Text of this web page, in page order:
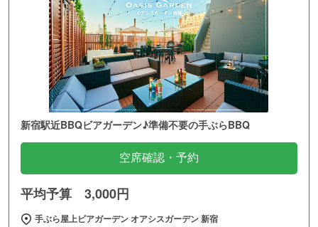
新宿駅近BBQビアガーデン♪準備不要の手ぶらBBQ
空席確認・予約
平均予算 3,000円
手ぶら屋上ビアガーデン オアシスガーデン 新宿